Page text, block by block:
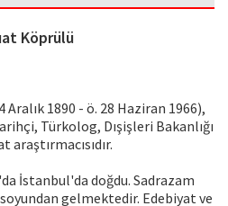
Köprülü
1890 - ö. 28 Haziran 1966),
Türkolog, Dışişleri Bakanlığı
araştırmacısıdır.
İstanbul'da doğdu. Sadrazam
gelmektedir. Edebiyat ve